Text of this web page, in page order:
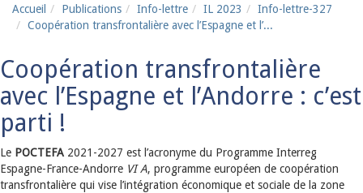
Accueil Publications Info-lettre IL 2023
Info-lettre-327
Coopération transfrontalière avec l’Espagne et l’...
Coopération transfrontalière
avec l’Espagne et l’Andorre : c’est
parti !
Le POCTEFA 2021-2027 est l’acronyme du Programme Interreg
Espagne-France-Andorre VI A, programme européen de coopération
transfrontalière qui vise l’intégration économique et sociale de la zone